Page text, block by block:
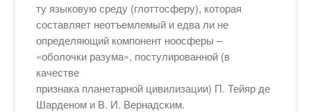
ту языковую среду (глоттосферу), которая
составляет неотъемлемый и едва ли не
определяющий компонент ноосферы –
«оболочки разума», постулированной (в
качестве
признака планетарной цивилизации) П. Тейяр де
Шарденом и В. И. Вернадским.